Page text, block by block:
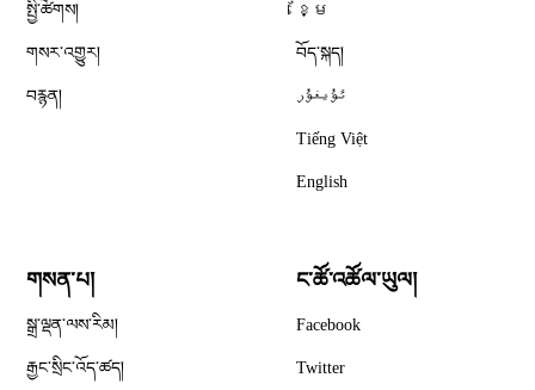
སྤྱི་ཚོགས།
གསར་འགྱུར།
བརྙན།
ខ្មែ
བོད་སྐད།
ئۇيغۇر
Tiếng Việt
English
གསན་པ།
སྒྲ་ལྡན་ལས་རིམ།
རྒྱང་སྲིང་འོད་ཚད།
ང་ཚོ་འཚོལ་ཡུལ།
Facebook
Twitter